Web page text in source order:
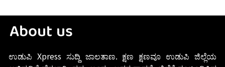
About us
ಉಡುಪಿ Xpress ಸುದ್ದಿ ಜಾಲತಾಣ. ಕ್ಷಣ ಕ್ಷಣವೂ ಉಡುಪಿ ಜಿಲ್ಲೆಯ